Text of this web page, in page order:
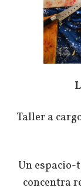
Taller a
Un espacio-
concentra